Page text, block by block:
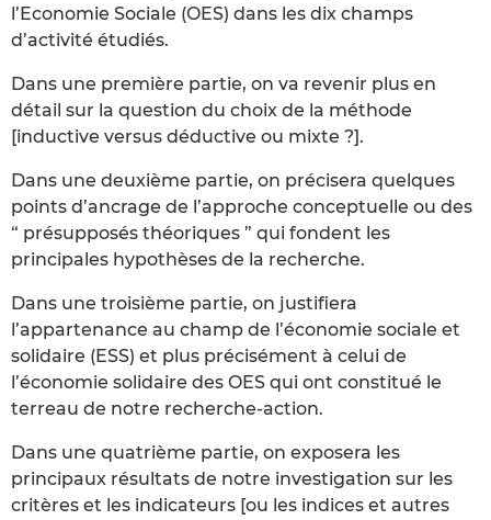
l’Economie Sociale (OES) dans les dix champs
d’activité étudiés.
Dans une première partie, on va revenir plus en
détail sur la question du choix de la méthode
[inductive versus déductive ou mixte ?].
Dans une deuxième partie, on précisera quelques
points d’ancrage de l’approche conceptuelle ou des
“ présupposés théoriques ” qui fondent les
principales hypothèses de la recherche.
Dans une troisième partie, on justifiera
l’appartenance au champ de l’économie sociale et
solidaire (ESS) et plus précisément à celui de
l’économie solidaire des OES qui ont constitué le
terreau de notre recherche-action.
Dans une quatrième partie, on exposera les
principaux résultats de notre investigation sur les
critères et les indicateurs [ou les indices et autres